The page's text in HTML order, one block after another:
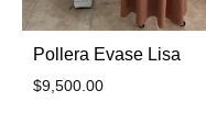
Pollera Evase Lisa
$9,500.00